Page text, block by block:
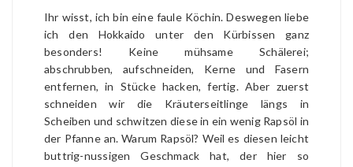
Ihr wisst, ich bin eine faule Köchin. Deswegen liebe
ich den Hokkaido unter den Kürbissen ganz
besonders! Keine mühsame Schälerei;
abschrubben, aufschneiden, Kerne und Fasern
entfernen, in Stücke hacken, fertig. Aber zuerst
schneiden wir die Kräuterseitlinge längs in
Scheiben und schwitzen diese in ein wenig Rapsöl in
der Pfanne an. Warum Rapsöl? Weil es diesen leicht
buttrig-nussigen Geschmack hat, der hier so